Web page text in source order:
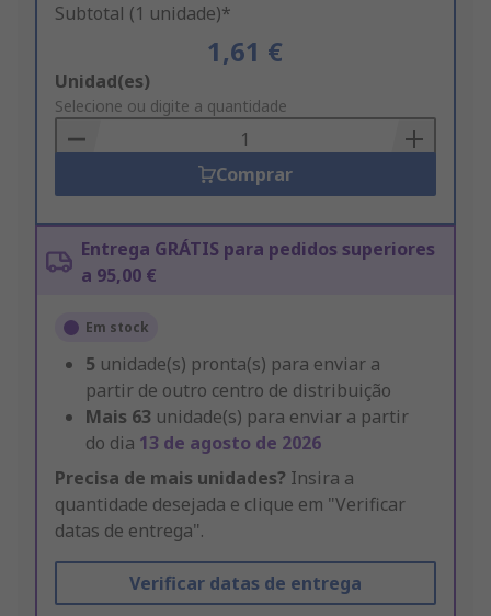
Subtotal (1 unidade)*
1,61 €
Add
to
Basket
Unidad(es)
Selecione ou digite a quantidade
Comprar
Entrega GRÁTIS para pedidos superiores
a 95,00 €
Em stock
5 unidade(s) pronta(s) para enviar a
partir de outro centro de distribuição
Mais 63 unidade(s) para enviar a partir
do dia 13 de agosto de 2026
Precisa de mais unidades? Insira a
quantidade desejada e clique em "Verificar
datas de entrega".
Verificar datas de entrega